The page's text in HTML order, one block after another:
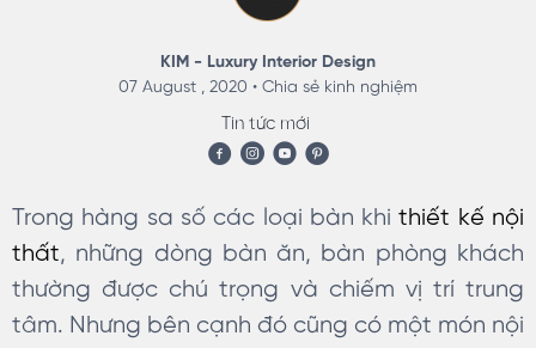
KIM - Luxury Interior Design
07 August , 2020 • Chia sẻ kinh nghiệm
Tin tức mới
Trong hàng sa số các loại bàn khithiết kế nội
thất, những dòng bàn ăn, bàn phòng khách
thường được chú trọng và chiếm vị trí trung
tâm. Nhưng bên cạnh đó cũng có một món nội